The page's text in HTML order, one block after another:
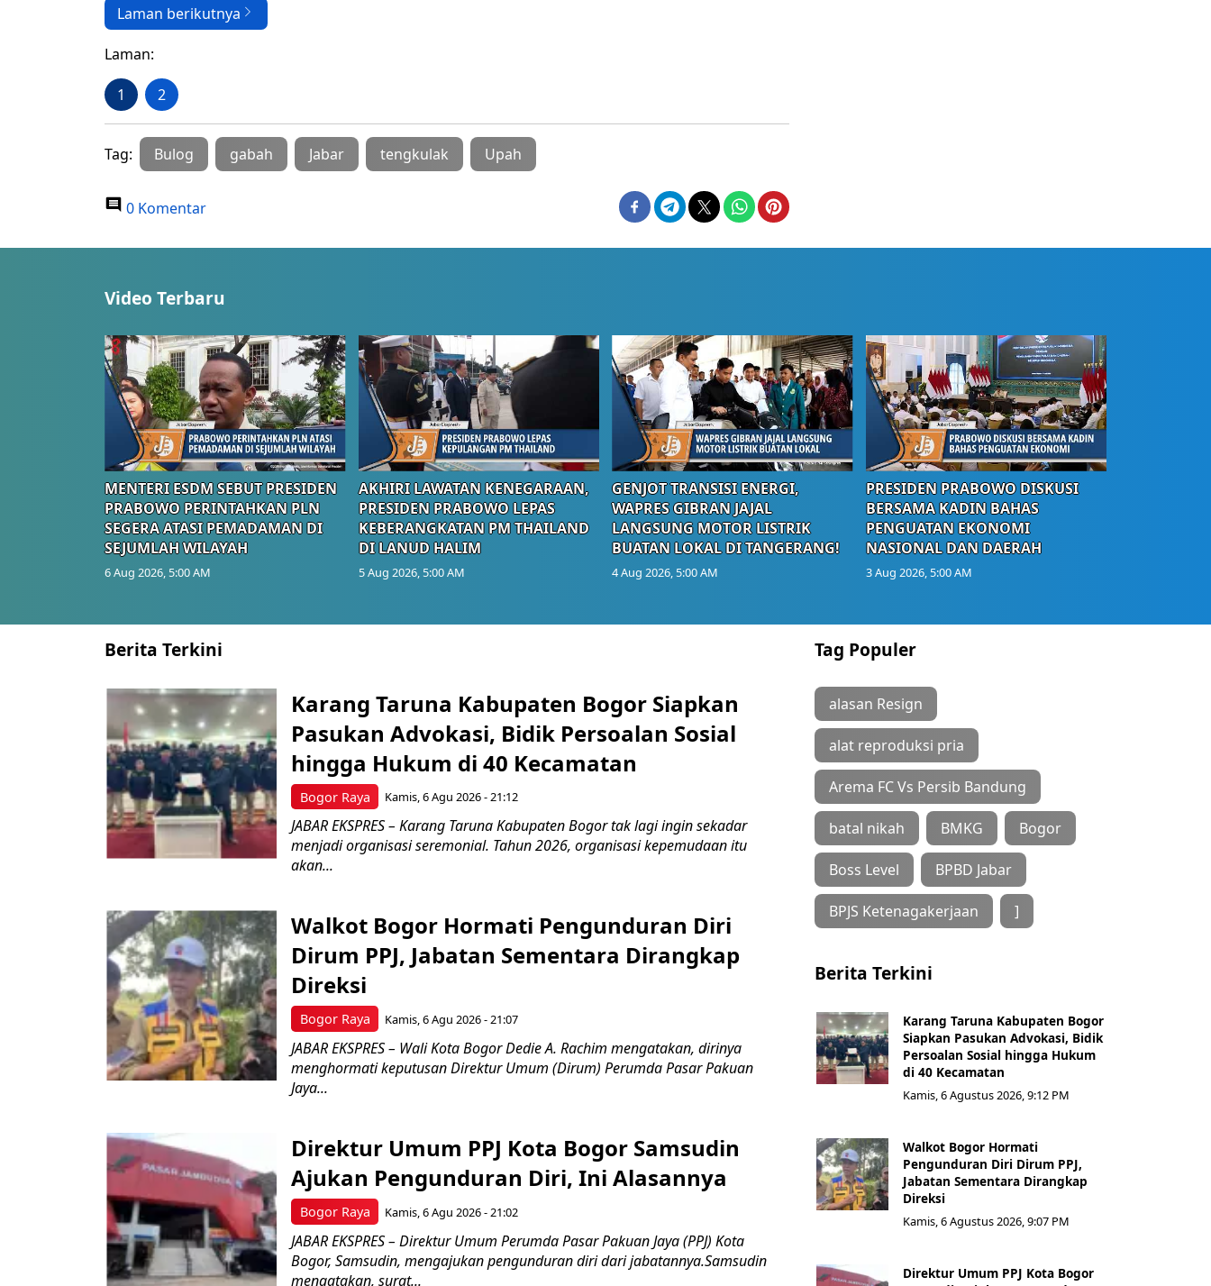
Laman berikutnya
Laman:
1 2
Tag: Bulog gabah Jabar tengkulak Upah
0 Komentar
Video Terbaru
MENTERI ESDM SEBUT PRESIDEN
PRABOWO PERINTAHKAN PLN
SEGERA ATASI PEMADAMAN DI
SEJUMLAH WILAYAH
6 Aug 2026, 5:00 AM
AKHIRI LAWATAN KENEGARAAN,
PRESIDEN PRABOWO LEPAS
KEBERANGKATAN PM THAILAND
DI LANUD HALIM
5 Aug 2026, 5:00 AM
GENJOT TRANSISI ENERGI,
WAPRES GIBRAN JAJAL
LANGSUNG MOTOR LISTRIK
BUATAN LOKAL DI TANGERANG!
4 Aug 2026, 5:00 AM
PRESIDEN PRABOWO DISKUSI
BERSAMA KADIN BAHAS
PENGUATAN EKONOMI
NASIONAL DAN DAERAH
3 Aug 2026, 5:00 AM
Berita Terkini
Bogor Raya
Karang Taruna Kabupaten Bogor Siapkan
Pasukan Advokasi, Bidik Persoalan Sosial
hingga Hukum di 40 Kecamatan
Kamis, 6 Agu 2026 - 21:12
JABAR EKSPRES – Karang Taruna Kabupaten Bogor tak lagi ingin sekadar
menjadi organisasi seremonial. Tahun 2026, organisasi kepemudaan itu
akan...
Bogor Raya
Walkot Bogor Hormati Pengunduran Diri
Dirum PPJ, Jabatan Sementara Dirangkap
Direksi
Kamis, 6 Agu 2026 - 21:07
JABAR EKSPRES – Wali Kota Bogor Dedie A. Rachim mengatakan, dirinya
menghormati keputusan Direktur Umum (Dirum) Perumda Pasar Pakuan
Jaya...
Bogor Raya
Direktur Umum PPJ Kota Bogor Samsudin
Ajukan Pengunduran Diri, Ini Alasannya
Kamis, 6 Agu 2026 - 21:02
JABAR EKSPRES – Direktur Umum Perumda Pasar Pakuan Jaya (PPJ) Kota
Bogor, Samsudin, mengajukan pengunduran diri dari jabatannya.Samsudin
mengatakan, surat...
Tag Populer
alasan Resign
alat reproduksi pria
Arema FC Vs Persib Bandung
batal nikah BMKG Bogor
Boss Level BPBD Jabar
BPJS Ketenagakerjaan ]
Berita Terkini
Karang Taruna Kabupaten Bogor
Siapkan Pasukan Advokasi, Bidik
Persoalan Sosial hingga Hukum
di 40 Kecamatan
Kamis, 6 Agustus 2026, 9:12 PM
Walkot Bogor Hormati
Pengunduran Diri Dirum PPJ,
Jabatan Sementara Dirangkap
Direksi
Kamis, 6 Agustus 2026, 9:07 PM
Direktur Umum PPJ Kota Bogor